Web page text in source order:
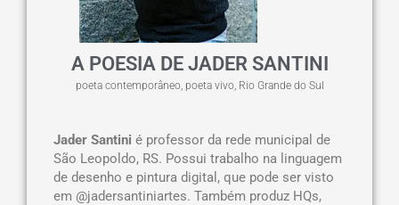
A POESIA DE JADER SANTINI
poeta contemporâneo, poeta vivo, Rio Grande do Sul
Jader Santini é professor da rede municipal de
São Leopoldo, RS. Possui trabalho na linguagem
de desenho e pintura digital, que pode ser visto
em @jadersantiniartes. Também produz HQs,